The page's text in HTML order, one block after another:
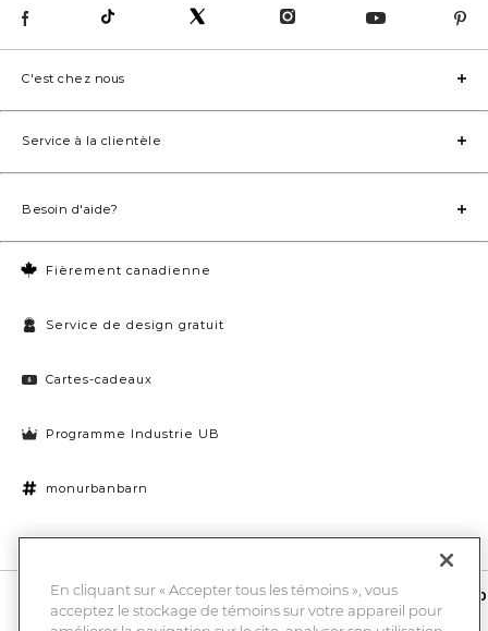
Fièrement canadienne
Service de design gratuit
Cartes-cadeaux
Programme Industrie UB
monurbanbarn
Paramètres des témoins
C'est chez nous
Service à la clientèle
Besoin d'aide?
10 % de rabais et la chance de gagner une carte-cadeau UB de 1000
En cliquant sur « Accepter tous les témoins », vous
acceptez le stockage de témoins sur votre appareil pour